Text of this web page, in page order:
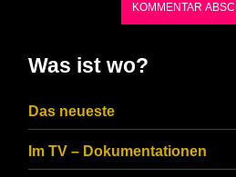
CAPTCHA
ensure
Was ist wo?
Das neueste
Im TV – Dokumentationen